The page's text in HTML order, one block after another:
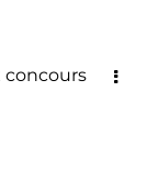
concours